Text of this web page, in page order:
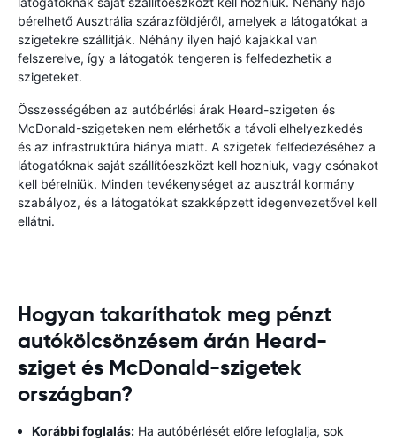
bérelhető Ausztrália szárazföldjéről, amelyek a látogatókat a
szigetekre szállítják. Néhány ilyen hajó kajakkal van
felszerelve, így a látogatók tengeren is felfedezhetik a
szigeteket.
Összességében az autóbérlési árak Heard-szigeten és
McDonald-szigeteken nem elérhetők a távoli elhelyezkedés
és az infrastruktúra hiánya miatt. A szigetek felfedezéséhez a
látogatóknak saját szállítóeszközt kell hozniuk, vagy csónakot
kell bérelniük. Minden tevékenységet az ausztrál kormány
szabályoz, és a látogatókat szakképzett idegenvezetővel kell
ellátni.
Hogyan takaríthatok meg pénzt
autókölcsönzésem árán Heard-
sziget és McDonald-szigetek
országban?
Korábbi foglalás: Ha autóbérlését előre lefoglalja, sok